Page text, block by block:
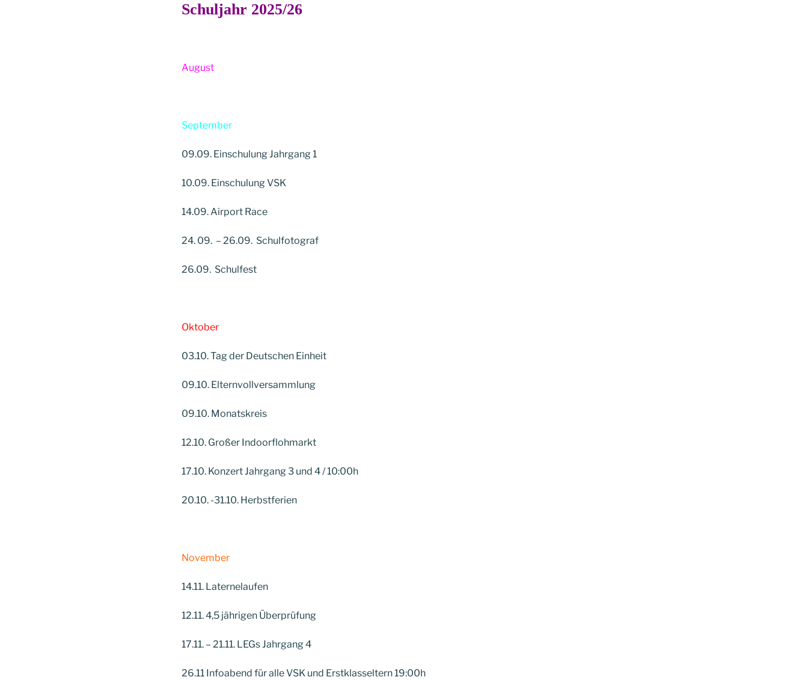
Schuljahr 2025/26
August
September
09.09. Einschulung Jahrgang 1
10.09. Einschulung VSK
14.09. Airport Race
24. 09. – 26.09. Schulfotograf
26.09. Schulfest
Oktober
03.10. Tag der Deutschen Einheit
09.10. Elternvollversammlung
09.10. Monatskreis
12.10. Großer Indoorflohmarkt
17.10. Konzert Jahrgang 3 und 4 / 10:00h
20.10. -31.10. Herbstferien
November
14.11. Laternelaufen
12.11. 4,5 jährigen Überprüfung
17.11. – 21.11. LEGs Jahrgang 4
26.11 Infoabend für alle VSK und Erstklasseltern 19:00h